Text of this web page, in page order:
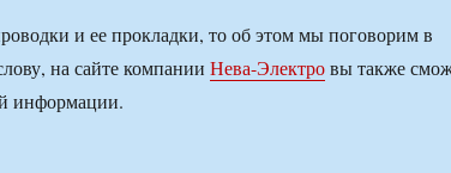
и ее прокладки, то об этом мы поговорим в
на сайте компании Нева-Электровы также
информации.